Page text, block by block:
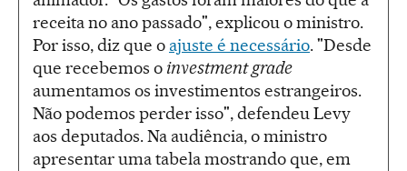
receita no ano passado", explicou o ministro.
Por isso, diz que o ajuste é necessário. "Desde
que recebemos o investment grade
aumentamos os investimentos estrangeiros.
Não podemos perder isso", defendeu Levy
aos deputados. Na audiência, o ministro
apresentar uma tabela mostrando que, em